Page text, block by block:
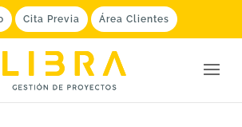
Cita Previa Área Clientes